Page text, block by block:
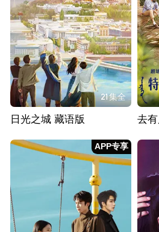
21集全
日光之城 藏语版 去
APP专享